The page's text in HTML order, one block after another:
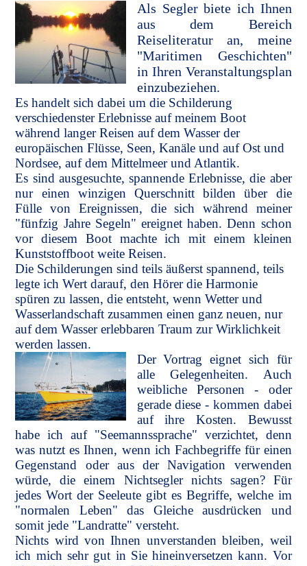
Als Segler biete ich Ihnen
aus dem Bereich
Reiseliteratur an, meine
"Maritimen Geschichten"
in Ihren Veranstaltungsplan
einzubeziehen.
Es handelt sich dabei um die Schilderung
verschiedenster Erlebnisse auf meinem Boot
während langer Reisen auf dem Wasser der
europäischen Flüsse, Seen, Kanäle und auf Ost und
Nordsee, auf dem Mittelmeer und Atlantik.
Es sind ausgesuchte, spannende Erlebnisse, die aber
nur einen winzigen Querschnitt bilden über die
Fülle von Ereignissen, die sich während meiner
"fünfzig Jahre Segeln" ereignet haben. Denn schon
vor diesem Boot machte ich mit einem kleinen
Kunststoffboot weite Reisen.
Die Schilderungen sind teils äußerst spannend, teils
legte ich Wert darauf, den Hörer die Harmonie
spüren zu lassen, die entsteht, wenn Wetter und
Wasserlandschaft zusammen einen ganz neuen, nur
auf dem Wasser erlebbaren Traum zur Wirklichkeit
werden lassen.
Der Vortrag eignet sich für
alle Gelegenheiten. Auch
weibliche Personen - oder
gerade diese - kommen dabei
auf ihre Kosten. Bewusst
habe ich auf "Seemannssprache" verzichtet, denn
was nutzt es Ihnen, wenn ich Fachbegriffe für einen
Gegenstand oder aus der Navigation verwenden
würde, die einem Nichtsegler nichts sagen? Für
jedes Wort der Seeleute gibt es Begriffe, welche im
"normalen Leben" das Gleiche ausdrücken und
somit jede "Landratte" versteht.
Nichts wird von Ihnen unverstanden bleiben, weil
ich mich sehr gut in Sie hineinversetzen kann. Vor